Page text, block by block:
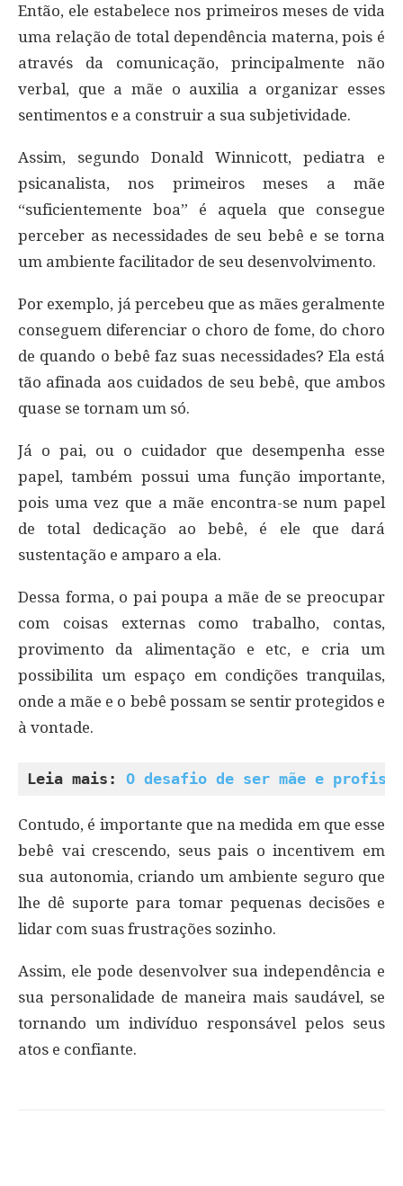
Então, ele estabelece nos primeiros meses de vida
uma relação de total dependência materna, pois é
através da comunicação, principalmente não
verbal, que a mãe o auxilia a organizar esses
sentimentos e a construir a sua subjetividade.
Assim, segundo Donald Winnicott, pediatra e
psicanalista, nos primeiros meses a mãe
“suficientemente boa” é aquela que consegue
perceber as necessidades de seu bebê e se torna
um ambiente facilitador de seu desenvolvimento.
Por exemplo, já percebeu que as mães geralmente
conseguem diferenciar o choro de fome, do choro
de quando o bebê faz suas necessidades? Ela está
tão afinada aos cuidados de seu bebê, que ambos
quase se tornam um só.
Já o pai, ou o cuidador que desempenha esse
papel, também possui uma função importante,
pois uma vez que a mãe encontra-se num papel
de total dedicação ao bebê, é ele que dará
sustentação e amparo a ela.
Dessa forma, o pai poupa a mãe de se preocupar
com coisas externas como trabalho, contas,
provimento da alimentação e etc, e cria um
possibilita um espaço em condições tranquilas,
onde a mãe e o bebê possam se sentir protegidos e
à vontade.
Leia mais: O desafio de ser mãe e
Contudo, é importante que na medida em que esse
bebê vai crescendo, seus pais o incentivem em
sua autonomia, criando um ambiente seguro que
lhe dê suporte para tomar pequenas decisões e
lidar com suas frustrações sozinho.
Assim, ele pode desenvolver sua independência e
sua personalidade de maneira mais saudável, se
tornando um indivíduo responsável pelos seus
atos e confiante.